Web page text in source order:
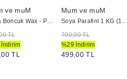
ve muM
Soya Boncuk Wax - Parafini 1 KG (1000 GR )
TL
TL
Mum ve muM
Soya Parafini 1 KG
700,00 TL
%29 İndirim
499,00 TL